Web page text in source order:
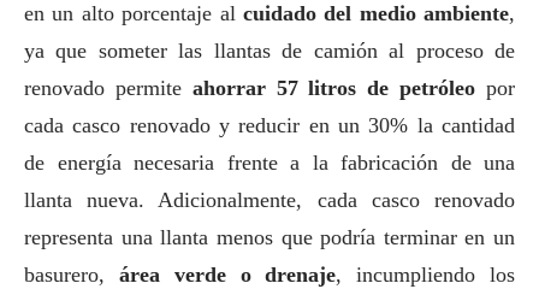
en un alto porcentaje al cuidado del medio ambiente,
ya que someter las llantas de camión al proceso de
renovado permite ahorrar 57 litros de petróleopor
cada casco renovado y reducir en un 30% la cantidad
de energía necesaria frente a la fabricación de una
llanta nueva. Adicionalmente, cada casco renovado
representa una llanta menos que podría terminar en un
basurero, área verde o drenaje, incumpliendo los